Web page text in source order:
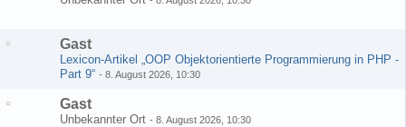
Gast
Lexicon-Artikel „OOP Objektorientierte Programmierung in PHP -
Part 9“ - 8. August 2026, 10:30
Gast
Unbekannter Ort - 8. August 2026, 10:30